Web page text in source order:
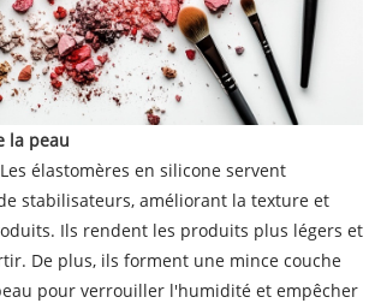
la peau
Les élastomères en silicone servent
stabilisateurs, améliorant la texture et
Ils rendent les produits plus légers et
De plus, ils forment une mince couche
pour verrouiller l'humidité et empêcher